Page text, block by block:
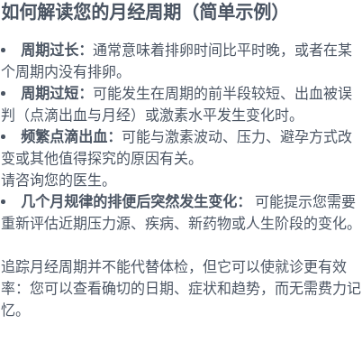
如何解读您的月经周期（简单示例）
周期过长： 通常意味着排卵时间比平时晚，或者在某
个周期内没有排卵。
周期过短： 可能发生在周期的前半段较短、出血被误
判（点滴出血与月经）或激素水平发生变化时。
频繁点滴出血： 可能与激素波动、压力、避孕方式改
变或其他值得探究的原因有关。
请咨询您的医生。
几个月规律的排便后突然发生变化：
可能提示您需要
重新评估近期压力源、疾病、新药物或人生阶段的变化。
追踪月经周期并不能代替体检，但它可以使就诊更有效
率：您可以查看确切的日期、症状和趋势，而无需费力记
忆。